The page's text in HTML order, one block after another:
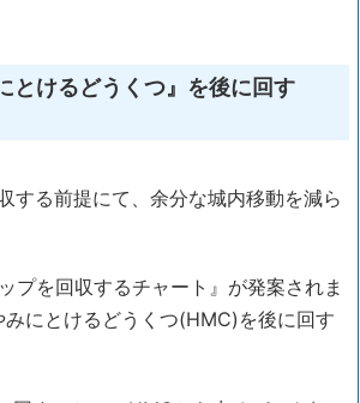
とけるどうくつ』を後に回す
する前提にて、余分な城内移動を減ら
プを回収するチャート』が発案されま
みにとけるどうくつ(HMC)を後に回す